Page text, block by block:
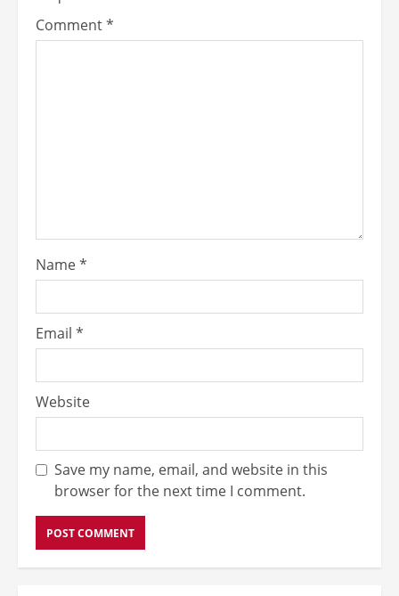
Comment*
Name*
Email *
Website
Save my name, email, and website in this
browser for the next time I comment.